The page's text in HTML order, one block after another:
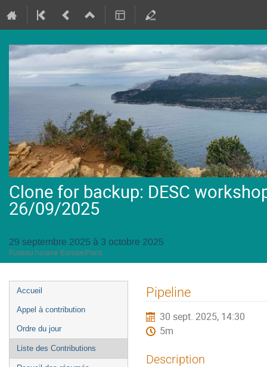
Clone for backup: DESC
26/09/2025
29 septembre 2025 à 3 octobre 2025
Fuseau horaire Europe/Paris
Menu
de
Accueil
Appel à contribution
Ordre du jour
Liste des Contributions
Pipeline
30 sept. 2025, 14:30
5m
Description